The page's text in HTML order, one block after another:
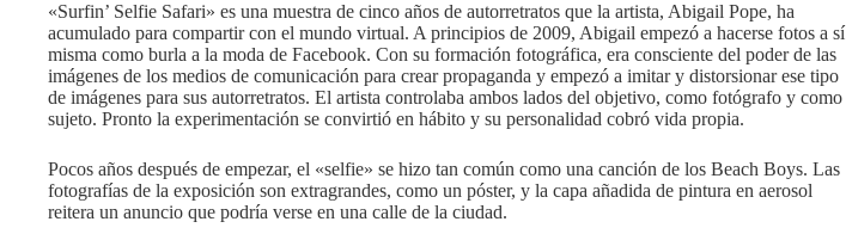
«Surfin’ Selfie Safari» es una muestra de cinco años de autorretratos que la artista, Abigail Pope, ha
acumulado para compartir con el mundo virtual. A principios de 2009, Abigail empezó a hacerse fotos a sí
misma como burla a la moda de Facebook. Con su formación fotográfica, era consciente del poder de las
imágenes de los medios de comunicación para crear propaganda y empezó a imitar y distorsionar ese tipo
de imágenes para sus autorretratos. El artista controlaba ambos lados del objetivo, como fotógrafo y como
sujeto. Pronto la experimentación se convirtió en hábito y su personalidad cobró vida propia.
Pocos años después de empezar, el «selfie» se hizo tan común como una canción de los Beach Boys. Las
fotografías de la exposición son extragrandes, como un póster, y la capa añadida de pintura en aerosol
reitera un anuncio que podría verse en una calle de la ciudad.